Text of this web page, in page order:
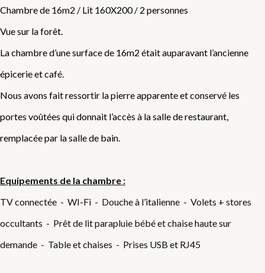
Chambre de 16m2 / Lit 160X200 / 2 personnes
Vue sur la forêt.
La chambre d’une surface de 16m2 était auparavant l’ancienne
épicerie et café.
Nous avons fait ressortir la pierre apparente et conservé les
portes voûtées qui donnait l’accès à la salle de restaurant,
remplacée par la salle de bain.
Equipements de la chambre :
TV connectée - WI-Fi - Douche à l’italienne - Volets + stores
occultants - Prêt de lit parapluie bébé et chaise haute sur
demande - Table et chaises - Prises USB et RJ45